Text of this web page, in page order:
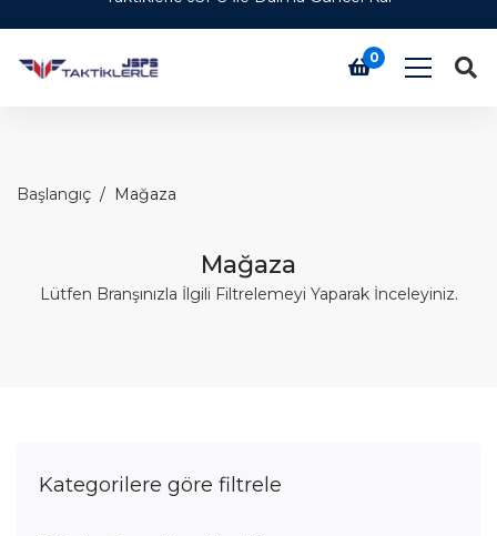
0
Başlangıç Mağaza
Mağaza
Lütfen Branşınızla İlgili Filtrelemeyi Yaparak İnceleyiniz.
Kategorilere göre filtrele